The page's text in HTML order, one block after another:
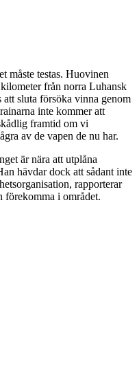
måste testas. Huovinen
från norra Luhansk
sluta försöka vinna genom
inte kommer att
framtid om vi
av de vapen de nu har.
är nära att utplåna
hävdar dock att sådant inte
rapporterar
förekomma i området.